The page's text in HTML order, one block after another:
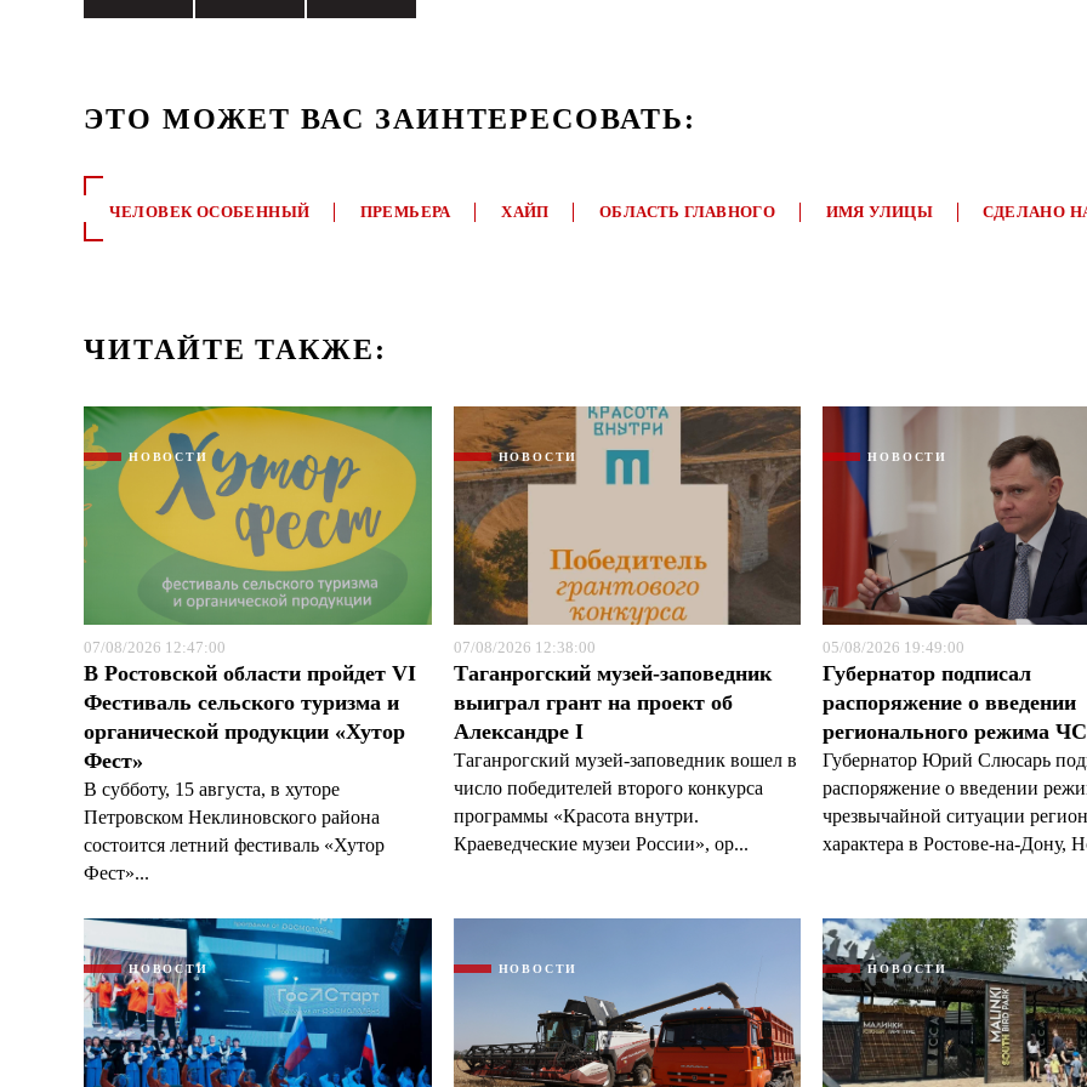
ЭТО МОЖЕТ ВАС ЗАИНТЕРЕСОВАТЬ:
ЧЕЛОВЕК ОСОБЕННЫЙ ПРЕМЬЕРА ХАЙП ОБЛАСТЬ ГЛАВНОГО ИМЯ УЛИЦЫ СДЕЛАНО
ЧИТАЙТЕ ТАКЖЕ:
НОВОСТИ
07/08/2026 12:47:00
В Ростовской области пройдет VI
Фестиваль сельского туризма и
органической продукции «Хутор
Фест»
В субботу, 15 августа, в хуторе
Петровском Неклиновского района
состоится летний фестиваль «Хутор
Фест»...
НОВОСТИ
07/08/2026 12:38:00
Таганрогский музей-заповедник
выиграл грант на проект об
Александре I
Таганрогский музей-заповедник вошел в
число победителей второго конкурса
программы «Красота внутри.
Краеведческие музеи России», ор...
НОВОСТИ
05/08/2026 19:49:00
Губернатор подписал
распоряжение о введении
регионального режима ЧС
Губернатор Юрий Слюсарь
распоряжение о введении
чрезвычайной ситуации
характера в Ростове-на-Дону,
НОВОСТИ НОВОСТИ НОВОСТИ